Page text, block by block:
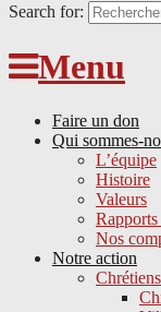
Search for:
Menu
Faire un don
Qui sommes-
L’équipe
Histoire
Valeurs
Nos
Notre action